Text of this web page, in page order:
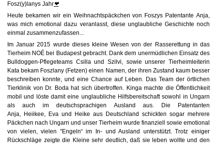
Fosz(y)lanys Jahr❤
Heute bekamen wir ein Weihnachtspäckchen von Foszys Patentante Anja,
was mich emotional dazu veranlasst, diese unglaubliche Geschichte noch
einmal zusammenzufassen...
Im Januar 2015 wurde dieses kleine Wesen von der Rasserettung in das
Tierheim NOÉ bei Budapest gebracht. Dank dem unermüdlichen Einsatz des
Bulldoggen-Pflegeteams Csilla und Szilvi, sowie unserer Tierheimleiterin
Kata bekam Foszlany (Fetzen) einen Namen, der ihren Zustand kaum besser
beschreiben konnte, und eine Chance auf Leben. Das Team der örtlichen
Tierklinik von Dr. Boda hat sich übertroffen. Kinga machte die Öffentlichkeit
mobil und löste damit eine unglaubliche Hilfsbereitschaft sowohl in Ungarn
als auch im deutschsprachigen Ausland aus. Die Patentanten
Anja, Heiikee, Eva und Heike aus Deutschland schickten sogar mehrere
Päckchen nach Ungarn und unser Tierheim wurde finanziell sowie emotional
von vielen, vielen "Engeln“ im In- und Ausland unterstützt. Trotz einiger
Rückschläge zeigte die Kleine sehr deutlich, daß sie leben wollte und den